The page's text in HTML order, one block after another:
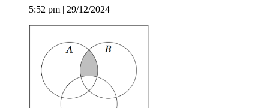
5:52 pm | 29/12/2024